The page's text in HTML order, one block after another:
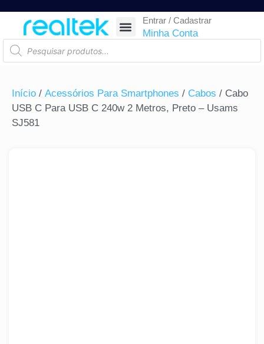
Entrar / Cadastrar
Minha Conta
Início / Acessórios Para Smartphones / Cabos / Cabo
USB C Para USB C 240w 2 Metros, Preto – Usams
SJ581